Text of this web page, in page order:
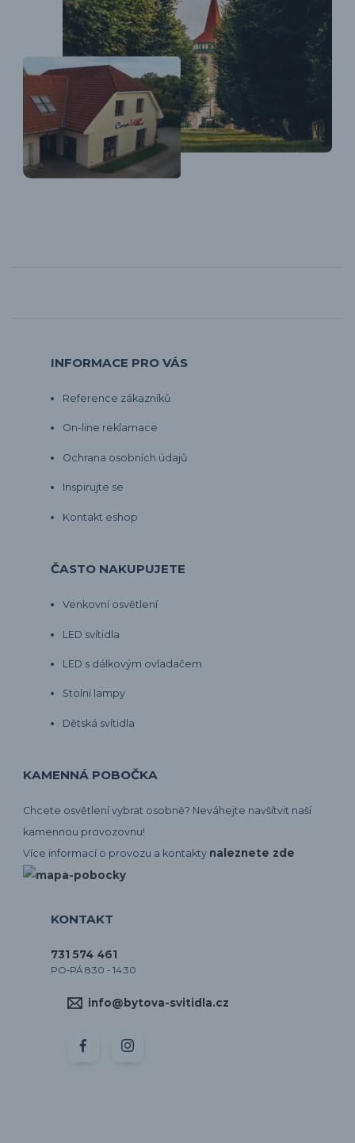
INFORMACE PRO VÁS
Reference zákazníků
On-line reklamace
Ochrana osobních údajů
Inspirujte se
Kontakt eshop
ČASTO NAKUPUJETE
Venkovní osvětlení
LED svítidla
LED s dálkovým ovladačem
Stolní lampy
Dětská svítidla
KAMENNÁ POBOČKA
Chcete osvětlení vybrat osobně? Neváhejte navšítvit naší
kamennou provozovnu!
Více informací o provozu a kontakty naleznete zde
KONTAKT
731 574 461
PO-PÁ 8:30 - 14:30
info@bytova-svitidla.cz